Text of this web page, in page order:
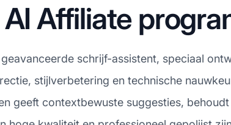
Affiliate
schrijf-assistent, speciaal
stijlverbetering en technische
geeft contextbewuste suggesties,